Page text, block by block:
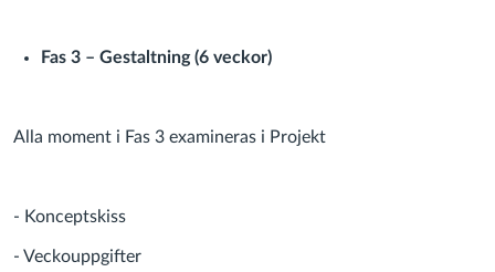
Fas 3 – Gestaltning (6 veckor)
Alla moment i Fas 3 examineras i Projekt
- Konceptskiss
- Veckouppgifter